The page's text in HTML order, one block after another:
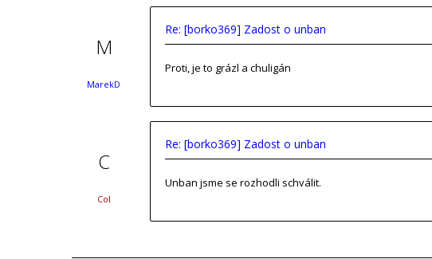
MarekD
Re: [borko369] Zadost o unban
Proti, je to grázl a chuligán
Col
Re: [borko369] Zadost o unban
Unban jsme se rozhodli schválit.